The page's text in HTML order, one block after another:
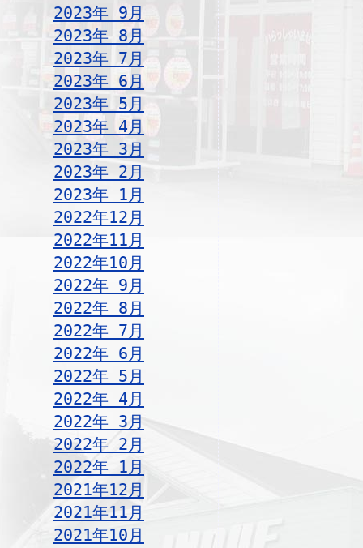
2023年 9月
2023年 8月
2023年 7月
2023年 6月
2023年 5月
2023年 4月
2023年 3月
2023年 2月
2023年 1月
2022年12月
2022年11月
2022年10月
2022年 9月
2022年 8月
2022年 7月
2022年 6月
2022年 5月
2022年 4月
2022年 3月
2022年 2月
2022年 1月
2021年12月
2021年11月
2021年10月